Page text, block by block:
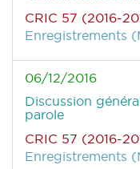
CRIC 57 (2016-
Enregistrements
06/12/2016
Discussion
parole
CRIC 57 (2016-
Enregistrements